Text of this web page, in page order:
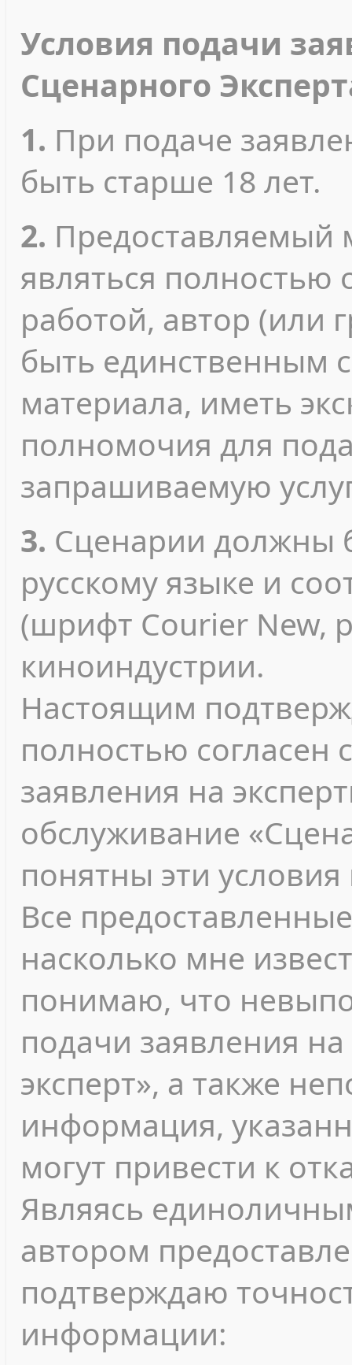
Условия подачи
Сценарного
1. При подаче
быть старше 18 лет.
2. Предоставляемый
являться полностью
работой, автор (или
быть единственным
материала, иметь
полномочия для
запрашиваемую
3. Сценарии должны
русскому языке и
(шрифт Courier New,
киноиндустрии.
Настоящим
полностью согласен
заявления на
обслуживание
понятны эти
Все
насколько мне
понимаю, что
подачи заявления
эксперт», а также
информация,
могут привести к
Являясь
автором
подтверждаю
информации: